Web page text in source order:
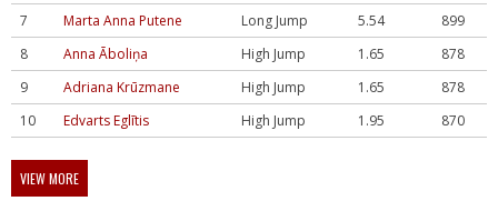
7
Marta Anna Putene Long Jump 5.54
899
8
Anna Āboliņa High Jump 1.65
878
9
Adriana Krūzmane High Jump 1.65
878
10
Edvarts Eglītis High Jump 1.95 870
VIEW MORE